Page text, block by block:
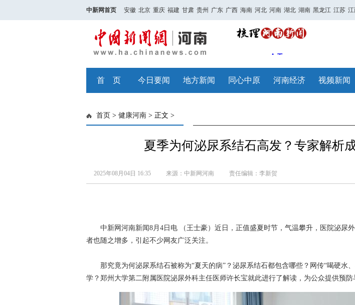
中新网首页 安徽 北京 重庆 福建 甘肃 贵州 广东 广西 海南 河北 河南 湖北 湖南 黑龙江 江苏
首 页 今日要闻 地方新闻 同心中原 河南经济 视频新闻
首页 > 健康河南 > 正文 >
夏季为何泌尿系结石高发？专家解析
2025年08月04日 16:35 来源：中新网河南 责任编辑：李新贺
中新网河南新闻8月4日电 （王士豪）近日，正值盛夏时节，气温攀升，医院泌尿
者也随之增多，引起不少网友广泛关注。
那究竟为何泌尿系结石被称为“夏天的病”？泌尿系结石都包含哪些？网传“喝硬水
学？郑州大学第二附属医院泌尿外科主任医师许长宝就此进行了解读，为公众提供预防